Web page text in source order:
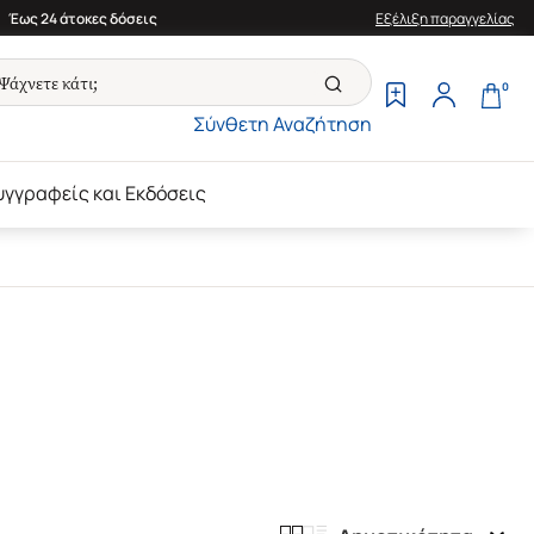
Έως 24 άτοκες δόσεις Εξέλιξη παραγγελίας
Σύνθετη Αναζήτηση
0
και Εκδόσεις